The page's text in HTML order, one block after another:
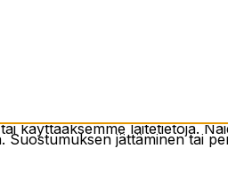
käyttääksemme laitetietoja.
jättäminen tai